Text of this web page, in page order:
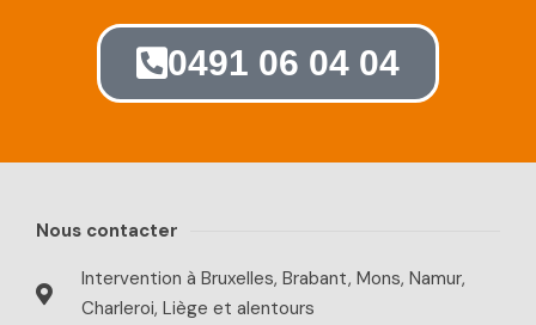
0491 06 04 04
Nous contacter
Intervention à Bruxelles, Brabant, Mons, Namur,
Charleroi, Liège et alentours